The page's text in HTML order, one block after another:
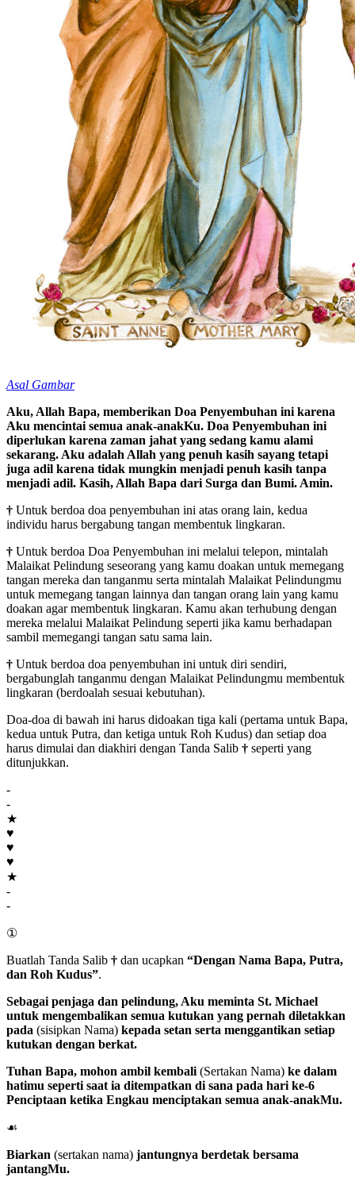
Asal Gambar
Aku, Allah Bapa, memberikan Doa Penyembuhan ini karena
Aku mencintai semua anak-anakKu. Doa Penyembuhan ini
diperlukan karena zaman jahat yang sedang kamu alami
sekarang. Aku adalah Allah yang penuh kasih sayang tetapi
juga adil karena tidak mungkin menjadi penuh kasih tanpa
menjadi adil. Kasih, Allah Bapa dari Surga dan Bumi. Amin.
† Untuk berdoa doa penyembuhan ini atas orang lain, kedua
individu harus bergabung tangan membentuk lingkaran.
† Untuk berdoa Doa Penyembuhan ini melalui telepon, mintalah
Malaikat Pelindung seseorang yang kamu doakan untuk memegang
tangan mereka dan tanganmu serta mintalah Malaikat Pelindungmu
untuk memegang tangan lainnya dan tangan orang lain yang kamu
doakan agar membentuk lingkaran. Kamu akan terhubung dengan
mereka melalui Malaikat Pelindung seperti jika kamu berhadapan
sambil memegangi tangan satu sama lain.
† Untuk berdoa doa penyembuhan ini untuk diri sendiri,
bergabunglah tanganmu dengan Malaikat Pelindungmu membentuk
lingkaran (berdoalah sesuai kebutuhan).
Doa-doa di bawah ini harus didoakan tiga kali (pertama untuk Bapa,
kedua untuk Putra, dan ketiga untuk Roh Kudus) dan setiap doa
harus dimulai dan diakhiri dengan Tanda Salib † seperti yang
ditunjukkan.
-
-
★
♥
♥
♥
★
-
-
①
Buatlah Tanda Salib † dan ucapkan “Dengan Nama Bapa, Putra,
dan Roh Kudus”.
Sebagai penjaga dan pelindung, Aku meminta St. Michael
untuk mengembalikan semua kutukan yang pernah diletakkan
pada (sisipkan Nama) kepada setan serta menggantikan setiap
kutukan dengan berkat.
Tuhan Bapa, mohon ambil kembali (Sertakan Nama) ke dalam
hatimu seperti saat ia ditempatkan di sana pada hari ke-6
Penciptaan ketika Engkau menciptakan semua anak-anakMu.
☙
Biarkan (sertakan nama) jantungnya berdetak bersama
jantangMu.